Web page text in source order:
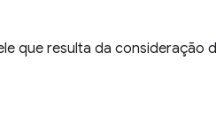
que resulta da consideração